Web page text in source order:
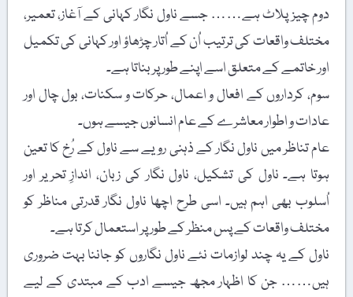
دوم چیز پلاٹ ہے…… جسے ناول نگار کہانی کے آغاز، تعمیر،
مختلف واقعات کی ترتیب اُن کے اُتار چڑھاؤ اور کہانی کی تکمیل
اور خاتمے کے متعلق اسے اپنے طور پر بناتا ہے۔
سوم، کرداروں کے افعال و اعمال، حرکات و سکنات، بول چال اور
عادات و اطوار معاشرے کے عام انسانوں جیسے ہوں۔
عام تناظر میں ناول نگار کے ذہنی رویے سے ناول کے رُخ کا تعین
ہوتا ہے۔ ناول کی تشکیل، ناول نگار کی زبان، اندازِ تحریر اور
اُسلوب بھی اہم ہیں۔ اسی طرح اچھا ناول نگار قدرتی مناظر کو
مختلف واقعات کے پس منظر کے طور پر استعمال کرتا ہے۔
ناول کے یہ چند لوازمات نئے ناول نگاروں کو جاننا بہت ضروری
ہیں…… جن کا اظہار مجھ جیسے ادب کے مبتدی کے لیے